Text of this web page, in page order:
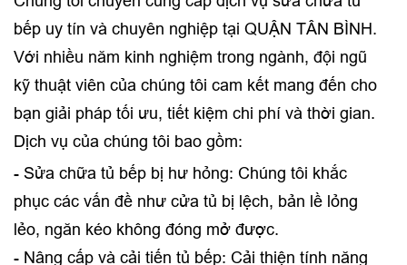
bếp uy tín và chuyên nghiệp tại QUẬN TÂN BÌNH.
Với nhiều năm kinh nghiệm trong ngành, đội ngũ
kỹ thuật viên của chúng tôi cam kết mang đến cho
bạn giải pháp tối ưu, tiết kiệm chi phí và thời gian.
Dịch vụ của chúng tôi bao gồm:
- Sửa chữa tủ bếp bị hư hỏng: Chúng tôi khắc
phục các vấn đề như cửa tủ bị lệch, bản lề lỏng
lẻo, ngăn kéo không đóng mở được.
- Nâng cấp và cải tiến tủ bếp: Cải thiện tính năng